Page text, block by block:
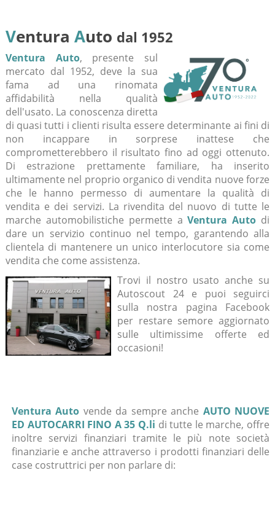
Ventura Auto dal 1952
Ventura Auto, presente sul
mercato dal 1952, deve la sua
fama ad una rinomata
affidabilità nella qualità
dell'usato. La conoscenza diretta
di quasi tutti i clienti risulta essere determinante ai fini di
non incappare in sorprese inattese che
comprometterebbero il risultato fino ad oggi ottenuto.
Di estrazione prettamente familiare, ha inserito
ultimamente nel proprio organico di vendita nuove forze
che le hanno permesso di aumentare la qualità di
vendita e dei servizi. La rivendita del nuovo di tutte le
marche automobilistiche permette aVentura Auto di
dare un servizio continuo nel tempo, garantendo alla
clientela di mantenere un unico interlocutore sia come
vendita che come assistenza.
Trovi il nostro usato anche su
Autoscout 24 e puoi seguirci
sulla nostra pagina Facebook
per restare semore aggiornato
sulle ultimissime offerte ed
occasioni!
Ventura Auto vende da sempre anche AUTO NUOVE
ED AUTOCARRI FINO A 35 Q.li di tutte le marche, offre
inoltre servizi finanziari tramite le più note società
finanziarie e anche attraverso i prodotti finanziari delle
case costruttrici per non parlare di: